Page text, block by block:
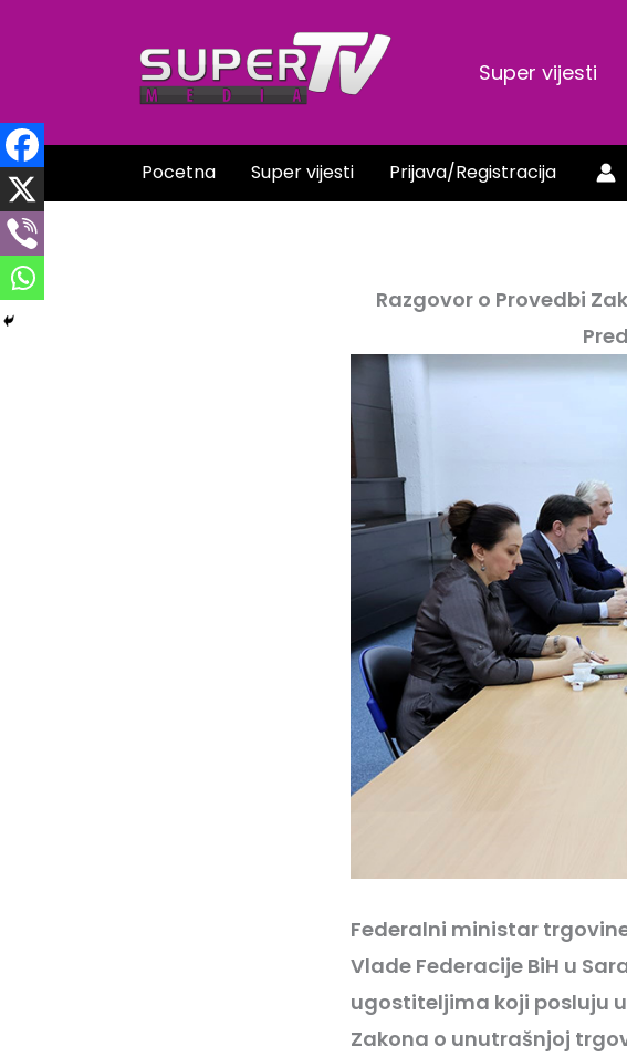
Super vijesti
Pocetna Super vijesti Prijava/Registracija
Razgovor o Provedbi
Federalni ministar
Vlade Federacije BiH u
ugostiteljima koji posluju
Zakona o unutrašnjoj